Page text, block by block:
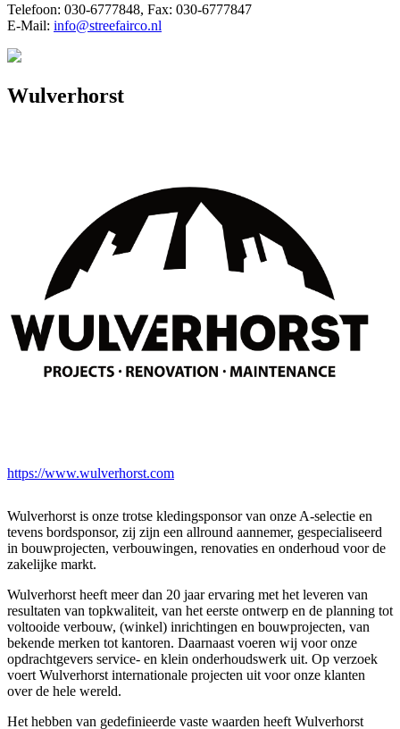
Telefoon: 030-6777848, Fax: 030-6777847
E-Mail: info@streefairco.nl
Wulverhorst
https://www.wulverhorst.com
Wulverhorst is onze trotse kledingsponsor van onze A-selectie en
tevens bordsponsor, zij zijn een allround aannemer, gespecialiseerd
in bouwprojecten, verbouwingen, renovaties en onderhoud voor de
zakelijke markt.
Wulverhorst heeft meer dan 20 jaar ervaring met het leveren van
resultaten van topkwaliteit, van het eerste ontwerp en de planning tot
voltooide verbouw, (winkel) inrichtingen en bouwprojecten, van
bekende merken tot kantoren. Daarnaast voeren wij voor onze
opdrachtgevers service- en klein onderhoudswerk uit. Op verzoek
voert Wulverhorst internationale projecten uit voor onze klanten
over de hele wereld.
Het hebben van gedefinieerde vaste waarden heeft Wulverhorst